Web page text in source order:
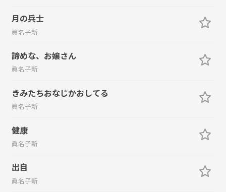
月の兵士
眞名子新
諦めな、お嬢さん
眞名子新
きみたちおなじかおしてる
眞名子新
健康
眞名子新
出自
眞名子新